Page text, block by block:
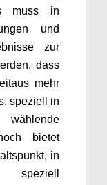
muss in
und
zur
dass
mehr
speziell in
bietet
in